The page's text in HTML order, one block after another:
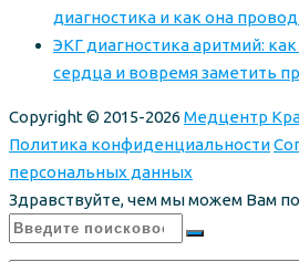
диагностика и как она
ЭКГ диагностика аритмий:
сердца и вовремя заметить
Copyright © 2015-2026 Медцентр
Политика конфиденциальности
персональных данных
Здравствуйте, чем мы можем Вам